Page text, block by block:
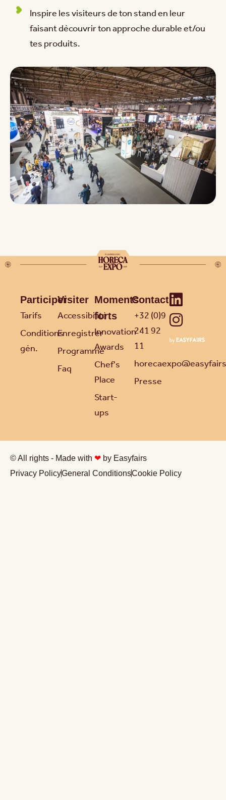
Inspire les visiteurs de ton stand en leur
faisant découvrir ton approche durable et/ou
tes produits.
Participer
Tarifs
Conditions
gén.
Visiter
Accessibilité
Enregistrer
Programme
Faq
Moments
forts
Innovation
Awards
Chef's
Place
Start-
ups
Contact
+32 (0)9
241 92
11
Presse
© All rights - Made with ❤ by Easyfairs
Privacy PolicyGeneral ConditionsCookie Policy